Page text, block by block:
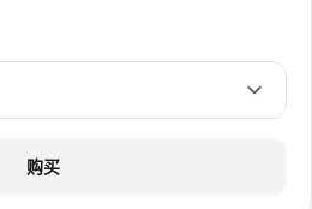
购买